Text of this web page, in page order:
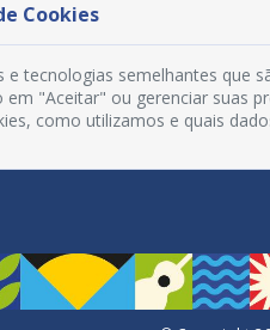
Cookies
e tecnologias semelhantes que
em "Aceitar" ou gerenciar suas
como utilizamos e quais